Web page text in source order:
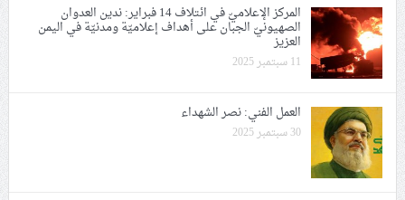
المركز الإعلاميّ في ائتلاف 14 فبراير: ندين العدوان
الصهيونيّ الجبان على أهداف إعلاميّة ومدنيّة في اليمن
العزيز
11 سبتمبر 2025
العمل الفني: نصر الشهداء
30 سبتمبر 2025